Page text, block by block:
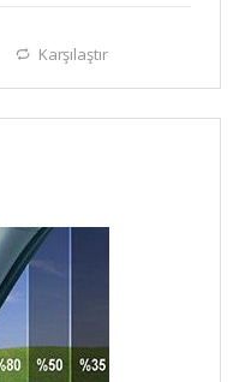
Karşılaştır